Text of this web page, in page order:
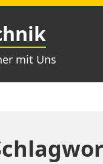
mit Uns